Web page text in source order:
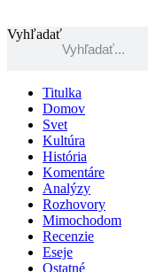
Vyhľadať
Titulka
Domov
Svet
Kultúra
História
Komentáre
Analýzy
Rozhovory
Mimochodom
Recenzie
Eseje
Ostatné